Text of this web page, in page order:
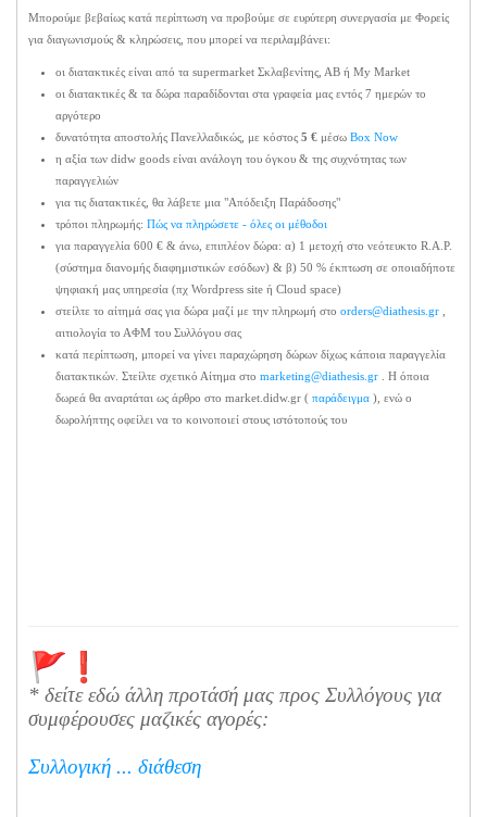
Μπορούμε βεβαίως κατά περίπτωση να προβούμε σε ευρύτερη συνεργασία με Φορείς
για διαγωνισμούς & κληρώσεις, που μπορεί να περιλαμβάνει:
οι διατακτικές είναι από τα supermarket Σκλαβενίτης, ΑΒ ή My Market
οι διατακτικές & τα δώρα παραδίδονται στα γραφεία μας εντός 7 ημερών το
αργότερο
δυνατότητα αποστολής Πανελλαδικώς, με κόστος 5 € μέσω Box Now
η αξία των didw goods είναι ανάλογη του όγκου & της συχνότητας των
παραγγελιών
για τις διατακτικές, θα λάβετε μια "Απόδειξη Παράδοσης"
τρόποι πληρωμής: Πώς να πληρώσετε - όλες οι μέθοδοι
για παραγγελία 600 € & άνω, επιπλέον δώρα: α) 1 μετοχή στο νεότευκτο R.A.P.
(σύστημα διανομής διαφημιστικών εσόδων) & β) 50 % έκπτωση σε οποιαδήποτε
ψηφιακή μας υπηρεσία (πχ Wordpress site ή Cloud space)
στείλτε το αίτημά σας για δώρα μαζί με την πληρωμή στο orders@diathesis.gr ,
αιτιολογία το ΑΦΜ του Συλλόγου σας
κατά περίπτωση, μπορεί να γίνει παραχώρηση δώρων δίχως κάποια παραγγελία
διατακτικών. Στείλτε σχετικό Αίτημα στο marketing@diathesis.gr . Η όποια
δωρεά θα αναρτάται ως άρθρο στο market.didw.gr ( παράδειγμα ), ενώ ο
δωρολήπτης οφείλει να το κοινοποιεί στους ιστότοπούς του
* δείτε εδώ άλλη πρoτάσή μας προς Συλλόγους για
συμφέρουσες μαζικές αγορές:
Συλλογική ... διάθεση